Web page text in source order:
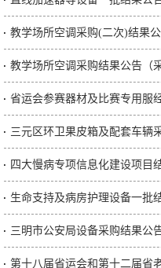
教学场所空调采购(二次)结果公
教学场所空调采购结果公告（
省运会参赛器材及比赛专用服
三元区环卫果皮箱及配套车辆
四大慢病专项信息化建设项目
生命支持及病房护理设备一批
三明市公安局设备采购结果公
第十八届省运会和第十二届省